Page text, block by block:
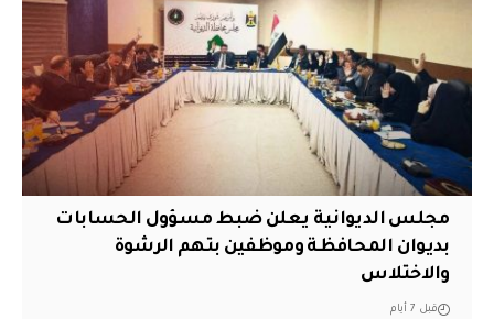
مجلس الديوانية يعلن ضبط مسؤول الحسابات
بديوان المحافظة وموظفين بتهم الرشوة
والاختلاس
قبل 7 أيام